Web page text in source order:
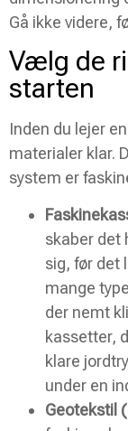
Gå ikke videre,
Vælg de
starten
Inden du lejer
materialer klar.
system er
skaber det
sig, før det
mange
der nemt
kassetter,
klare
under en
Geotekstil